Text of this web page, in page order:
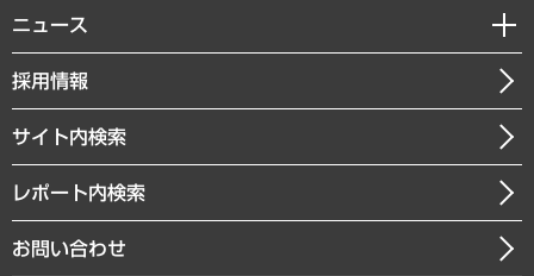
共生・ダイバーシティ
GRC（ガバナンス・リスク・コンプライアンス）・防災（政策）
経済・産業・雇用・労働
まちづくり・観光・交通・スポーツ・スマートシティ
自然資源・農林水産業・食料システム
経営用語集
受託・受注実績（官公庁関連）
メディア掲載・出演
受託案件情報
私たちの想い
社長メッセージ
会社概要
沿革
組織図・本部部室紹介
インドネシア現地法人
ニュース
ニュースリリース
お知らせ
採用情報
サイト内検索
レポート内検索
お問い合わせ